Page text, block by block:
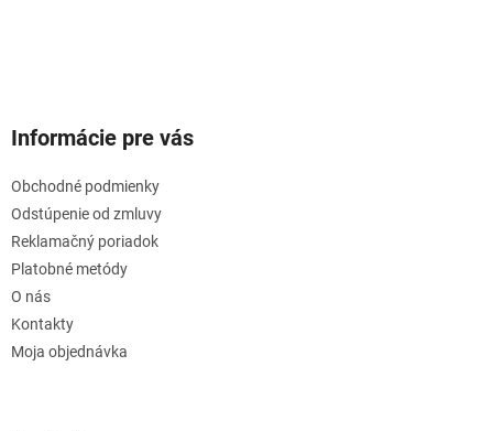
Informácie pre vás
Obchodné podmienky
Odstúpenie od zmluvy
Reklamačný poriadok
Platobné metódy
O nás
Kontakty
Moja objednávka